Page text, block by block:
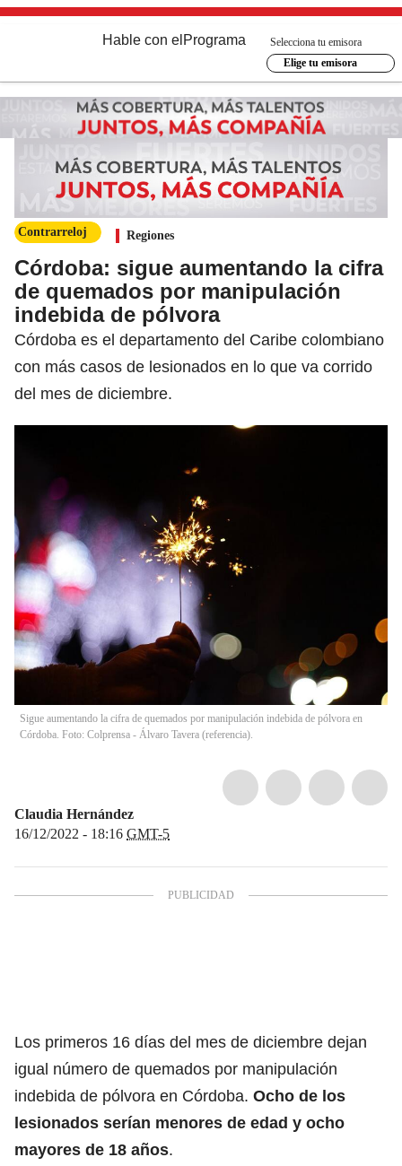
Hable con el Programa
Selecciona tu emisora
Elige tu emisora
Contrarreloj Regiones
Córdoba: sigue aumentando la cifra
de quemados por manipulación
indebida de pólvora
Córdoba es el departamento del Caribe colombiano
con más casos de lesionados en lo que va corrido
del mes de diciembre.
Sigue aumentando la cifra de quemados por manipulación indebida de pólvora en
Córdoba. Foto: Colprensa - Álvaro Tavera (referencia).
Claudia Hernández
16/12/2022 - 18:16 GMT-5
Los primeros 16 días del mes de diciembre dejan
igual número de quemados por manipulación
indebida de pólvora en Córdoba. Ocho de los
lesionados serían menores de edad y ocho
mayores de 18 años.